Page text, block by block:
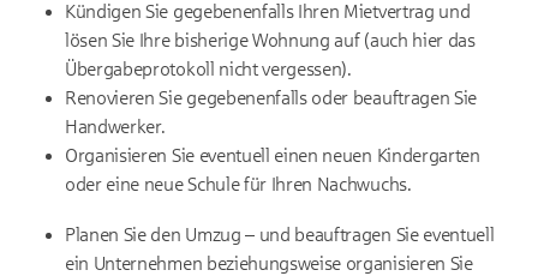
Kündigen Sie gegebenenfalls Ihren Mietvertrag und
lösen Sie Ihre bisherige Wohnung auf (auch hier das
Übergabeprotokoll nicht vergessen).
Renovieren Sie gegebenenfalls oder beauftragen Sie
Handwerker.
Organisieren Sie eventuell einen neuen Kindergarten
oder eine neue Schule für Ihren Nachwuchs.
Planen Sie den Umzug – und beauftragen Sie eventuell
ein Unternehmen beziehungsweise organisieren Sie